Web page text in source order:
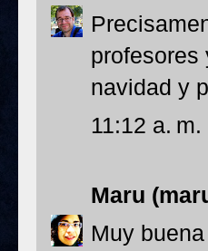
profesores
navidad y
11:12 a. m.
Maru
Muy